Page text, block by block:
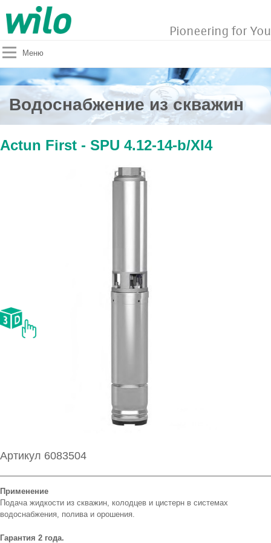
Pioneering for You
Меню
Водоснабжение из скважин
Actun First - SPU 4.12-14-b/XI4
Артикул 6083504
Применение
Подача жидкости из скважин, колодцев и цистерн в системах
водоснабжения, полива и орошения.
Гарантия 2 года.